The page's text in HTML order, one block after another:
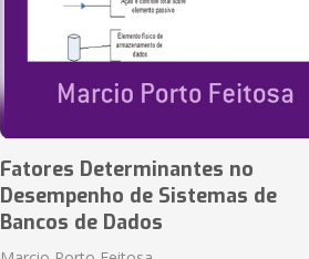
Fatores Determinantes no
Desempenho de Sistemas de
Bancos de Dados